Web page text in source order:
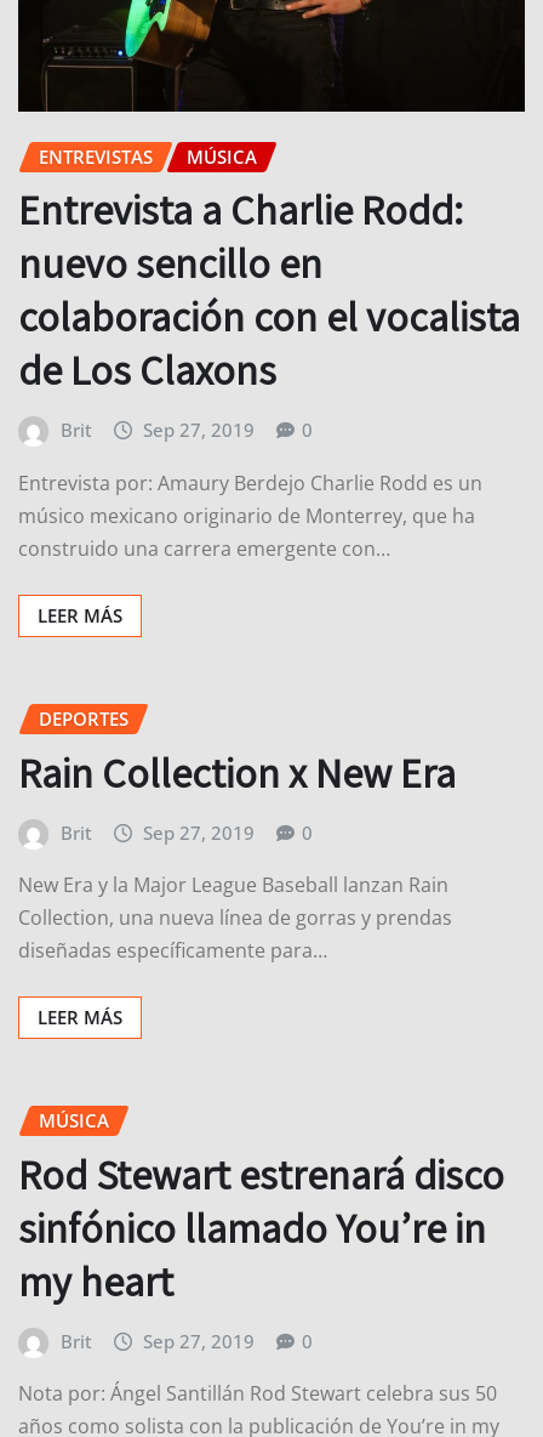
ENTREVISTAS MÚSICA
Entrevista a Charlie Rodd:
nuevo sencillo en
colaboración con el vocalista
de Los Claxons
Brit Sep 27, 2019 0
Entrevista por: Amaury Berdejo Charlie Rodd es un
músico mexicano originario de Monterrey, que ha
construido una carrera emergente con…
LEER MÁS
DEPORTES
Rain Collection x New Era
Brit Sep 27, 2019 0
New Era y la Major League Baseball lanzan Rain
Collection, una nueva línea de gorras y prendas
diseñadas específicamente para…
LEER MÁS
MÚSICA
Rod Stewart estrenará disco
sinfónico llamado You’re in
my heart
Brit Sep 27, 2019 0
Nota por: Ángel Santillán Rod Stewart celebra sus 50
años como solista con la publicación de You’re in my